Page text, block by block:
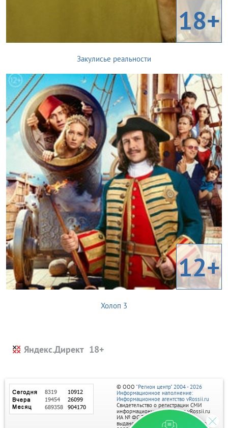
18+
Закулисье реальности
12+
Холоп 3
Яндекс.Директ
© ООО "Регион центр" 2004 - 2026
Информационное наполнение:
Информационное агентство vRossii.ru
Свидетельство о регистрации СМИ
информационного агентства vRossii.ru
ИА № ФС 77‑35502
выдано РОСКОМНАДЗОРом 04 марта